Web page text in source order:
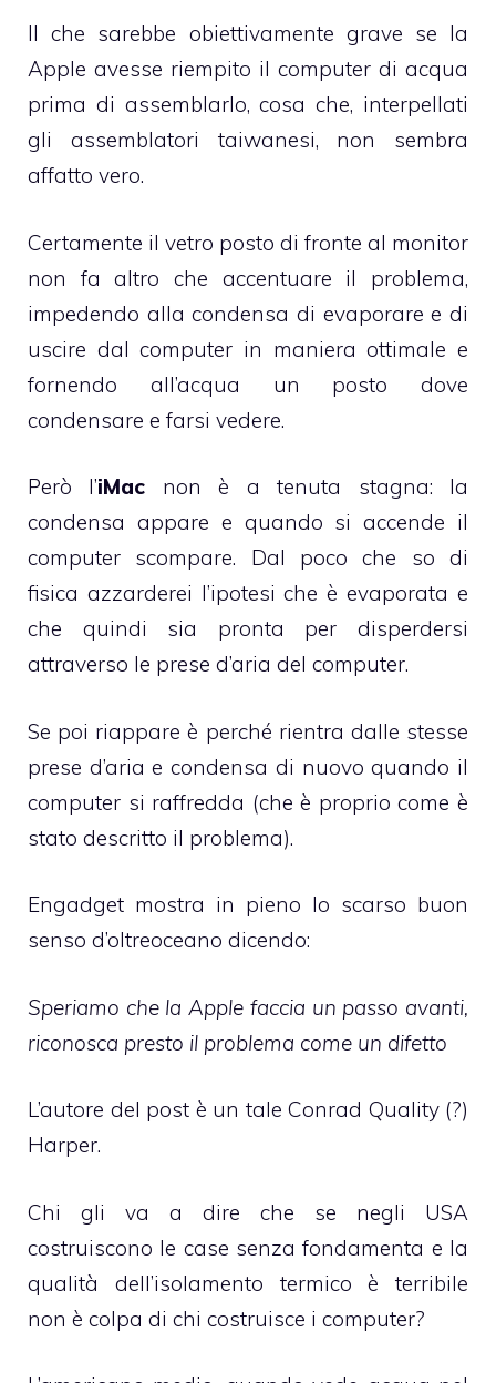
Il che sarebbe obiettivamente grave se la
Apple avesse riempito il computer di acqua
prima di assemblarlo, cosa che, interpellati
gli assemblatori taiwanesi, non sembra
affatto vero.
Certamente il vetro posto di fronte al monitor
non fa altro che accentuare il problema,
impedendo alla condensa di evaporare e di
uscire dal computer in maniera ottimale e
fornendo all’acqua un posto dove
condensare e farsi vedere.
Però l’iMac non è a tenuta stagna: la
condensa appare e quando si accende il
computer scompare. Dal poco che so di
fisica azzarderei l’ipotesi che è evaporata e
che quindi sia pronta per disperdersi
attraverso le prese d’aria del computer.
Se poi riappare è perché rientra dalle stesse
prese d’aria e condensa di nuovo quando il
computer si raffredda (che è proprio come è
stato descritto il problema).
Engadget mostra in pieno lo scarso buon
senso d’oltreoceano dicendo:
Speriamo che la Apple faccia un passo avanti,
riconosca presto il problema come un difetto
L’autore del post è un tale Conrad Quality (?)
Harper.
Chi gli va a dire che se negli USA
costruiscono le case senza fondamenta e la
qualità dell’isolamento termico è terribile
non è colpa di chi costruisce i computer?